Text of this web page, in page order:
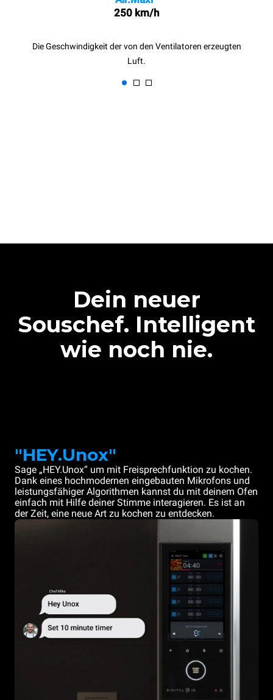
250 km/h
Die Geschwindigkeit der von den Ventilatoren erzeugten
Luft.
Dein neuer
Souschef. Intelligent
wie noch nie.
"HEY.Unox"
Sage „HEY.Unox“ um mit Freisprechfunktion zu kochen.
Dank eines hochmodernen eingebauten Mikrofons und
leistungsfähiger Algorithmen kannst du mit deinem Ofen
einfach mit Hilfe deiner Stimme interagieren. Es ist an
der Zeit, eine neue Art zu kochen zu entdecken.